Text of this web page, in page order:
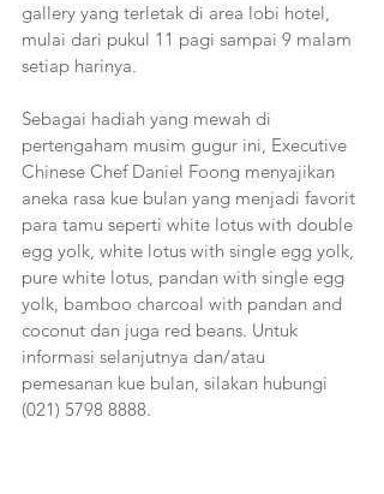
gallery yang terletak di area lobi hotel,
mulai dari pukul 11 pagi sampai 9 malam
setiap harinya.
Sebagai hadiah yang mewah di
pertengaham musim gugur ini, Executive
Chinese Chef Daniel Foong menyajikan
aneka rasa kue bulan yang menjadi favorit
para tamu seperti white lotus with double
egg yolk, white lotus with single egg yolk,
pure white lotus, pandan with single egg
yolk, bamboo charcoal with pandan and
coconut dan juga red beans. Untuk
informasi selanjutnya dan/atau
pemesanan kue bulan, silakan hubungi
(021) 5798 8888.